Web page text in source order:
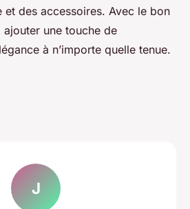
et des accessoires. Avec le bon
une touche de
à n’importe quelle tenue.
J